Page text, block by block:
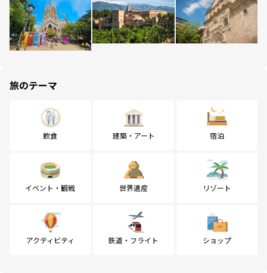
旅のテーマ
飲食 建築・アート 宿泊
イベント・観戦 世界遺産 リゾート
アクティビティ 鉄道・フライト ショップ